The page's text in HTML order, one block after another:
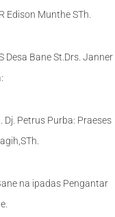
Edison Munthe STh.
Bane St.Drs. Janner
Petrus Purba: Praeses
na ipadas Pengantar